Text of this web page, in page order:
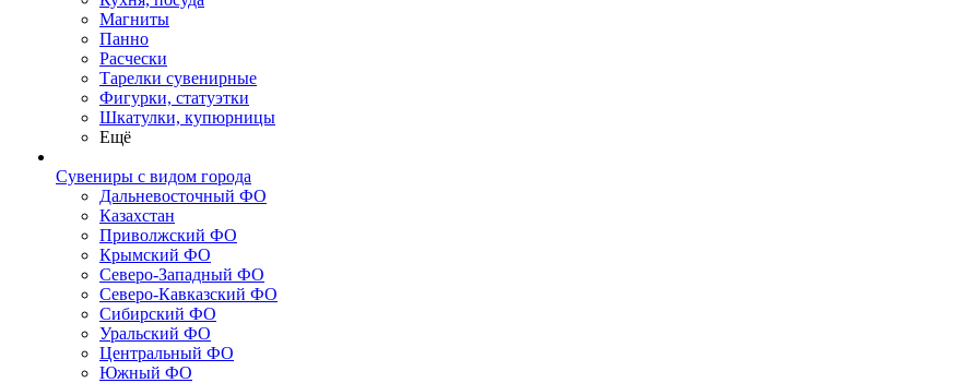
Магниты
Панно
Расчески
Тарелки сувенирные
Фигурки, статуэтки
Шкатулки, купюрницы
Ещё
Сувениры с видом города
Дальневосточный ФО
Казахстан
Приволжский ФО
Крымский ФО
Северо-Западный ФО
Северо-Кавказский ФО
Сибирский ФО
Уральский ФО
Центральный ФО
Южный ФО